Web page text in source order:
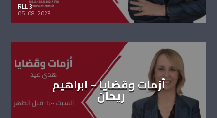
RLL 3
05-08-2023
أزمات وقضايا – ابراهيم
ريحان